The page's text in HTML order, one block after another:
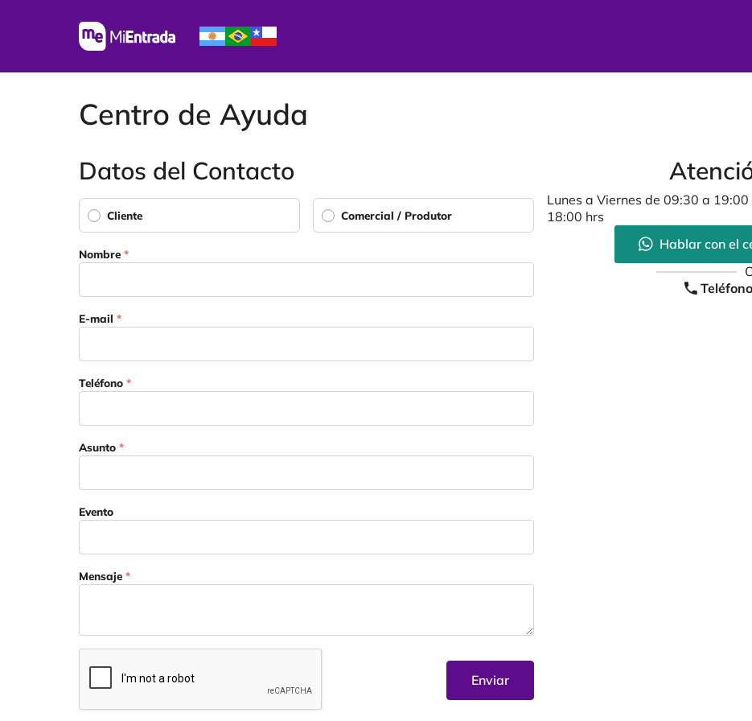
Centro de Ayuda
Datos del Contacto
Cliente Comercial / Produtor
Nombre *
E-mail *
Teléfono *
Asunto *
Evento
Mensaje *
Enviar
Lunes a Viernes de 09:30 a
18:00 hrs
Hablar con el